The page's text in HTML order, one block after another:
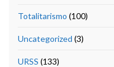
Totalitarismo (100)
Uncategorized (3)
URSS (133)